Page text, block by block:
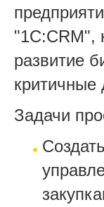
"1С:CRM",
развитие
критичные
Задачи